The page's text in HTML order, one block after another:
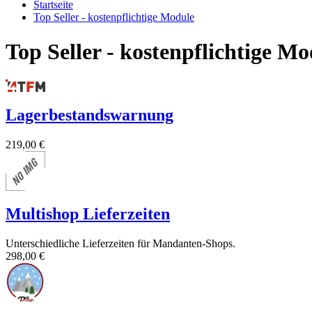
Startseite
Top Seller - kostenpflichtige Module
Top Seller - kostenpflichtige
Lagerbestandswarnung
219,00 €
Multishop Lieferzeiten
Unterschiedliche Lieferzeiten für Mandanten-Shops.
298,00 €